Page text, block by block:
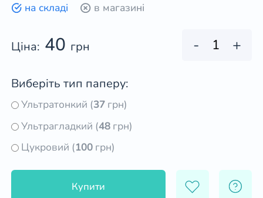
на складі в магазині
Ціна: 40 грн - +
Виберіть тип паперу:
Ультратонкий (37грн)
Ультрагладкий (48грн)
Цукровий (100грн)
Купити